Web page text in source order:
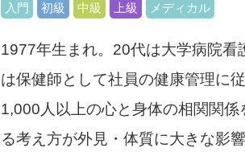
入門 初級 中級 上級 メディカル
1977年生まれ。20代は大学病院看
は保健師として社員の健康管理に
1,000人以上の心と身体の相関関
る考え方が外見・体質に大きな影